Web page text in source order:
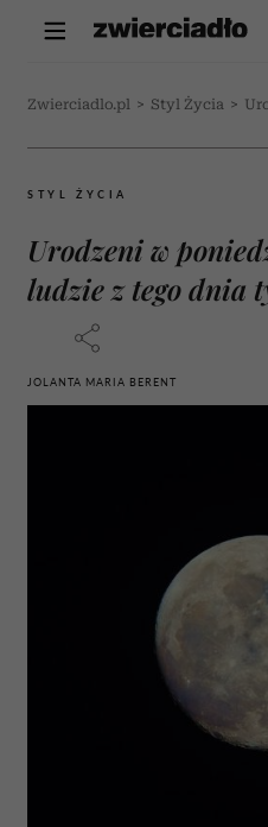
Zwierciadlo.pl > Styl Życia >
STYL ŻYCIA
Urodzeni w
ludzie z tego dnia
JOLANTA MARIA BERENT